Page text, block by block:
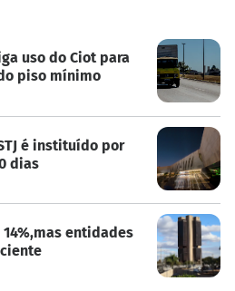
uso do Ciot para
piso mínimo
é instituído por
dias
entidades